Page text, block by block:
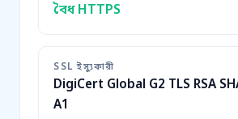
বৈধ HTTPS
SSL ইস্যুকারী
DigiCert Global G2 TLS RSA
A1